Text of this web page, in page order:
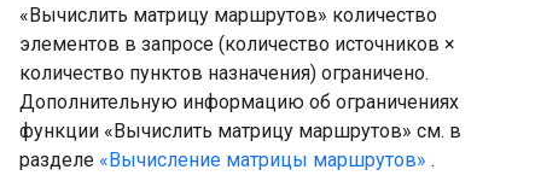
«Вычислить матрицу маршрутов» количество
элементов в запросе (количество источников ×
количество пунктов назначения) ограничено.
Дополнительную информацию об ограничениях
функции «Вычислить матрицу маршрутов» см. в
разделе «Вычисление матрицы маршрутов» .